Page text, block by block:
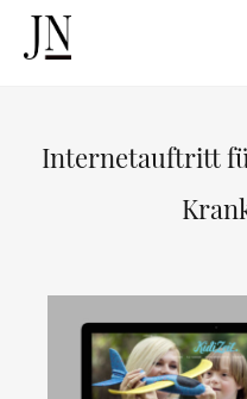
Internetauftritt